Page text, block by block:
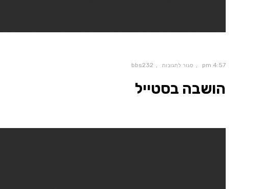
4:57 pm סגור לתגובות bbs232
הושבה בסטייל